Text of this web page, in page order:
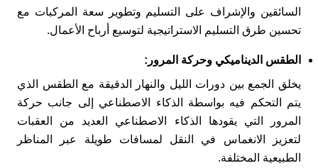
السائقين والإشراف على التسليم وتطوير سعة المركبات مع
تحسين طرق التسليم الاستراتيجية لتوسيع أرباح الأعمال.
الطقس الديناميكي وحركة المرور:
يخلق الجمع بين دورات الليل والنهار الدقيقة مع الطقس الذي
يتم التحكم فيه بواسطة الذكاء الاصطناعي إلى جانب حركة
المرور التي يقودها الذكاء الاصطناعي العديد من العقبات
لتعزيز الانغماس في النقل لمسافات طويلة عبر المناظر
الطبيعية المختلفة.